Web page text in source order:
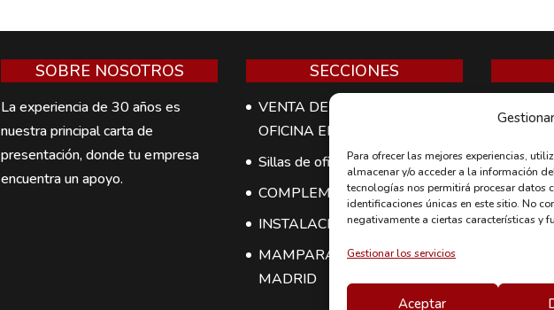
Para ofrecer las mejores experiencias,
almacenar y/o acceder a la información
tecnologías nos permitirá procesar datos
identificaciones únicas en este sitio. No
negativamente a ciertas características y
Gestionar los servicios
Aceptar
SOBRE NOSOTROS
La experiencia de 30 años es
nuestra principal carta de
presentación, donde tu empresa
encuentra un apoyo.
SECCIONES
VENTA DE MUEBLES DE
OFICINA EN MADRID
Sillas de oficina en Madrid
COMPLEMENTOS
INSTALACIONES
MAMPARAS DE OFICINA EN
MADRID
Oficina
28802 -
Madrid